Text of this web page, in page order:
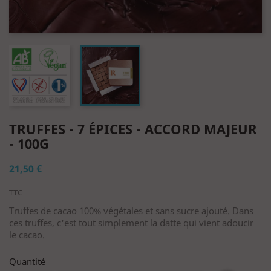
TRUFFES - 7 ÉPICES - ACCORD MAJEUR
- 100G
21,50 €
TTC
Truffes de cacao 100% végétales et sans sucre ajouté. Dans
ces truffes, c'est tout simplement la datte qui vient adoucir
le cacao.
Quantité